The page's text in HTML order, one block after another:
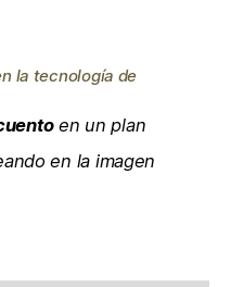
la tecnología de
en un plan
en la imagen